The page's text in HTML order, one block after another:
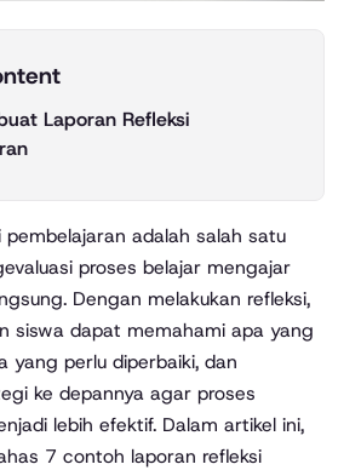
Laporan Refleksi
proses belajar mengajar
Dengan melakukan refleksi,
siswa dapat memahami apa yang
yang perlu diperbaiki, dan
ke depannya agar proses
lebih efektif. Dalam artikel ini,
7 contoh laporan refleksi